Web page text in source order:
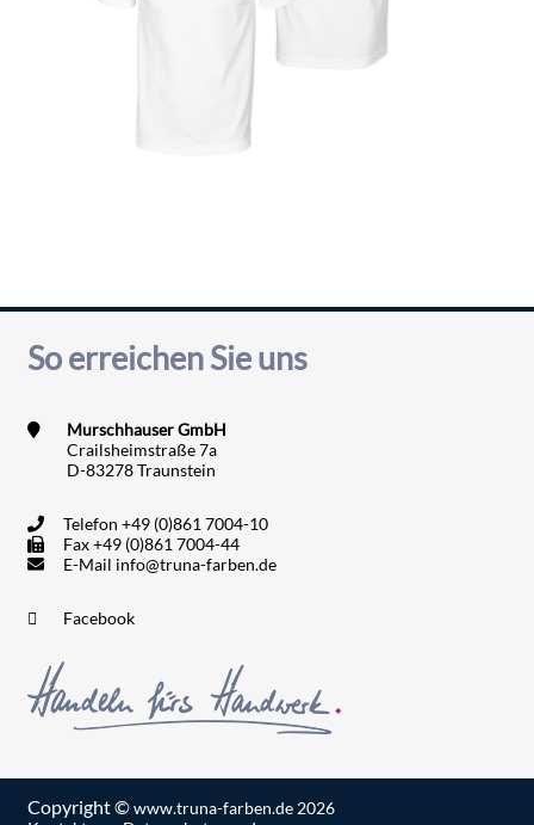
So erreichen Sie uns
Murschhauser GmbH
Crailsheimstraße 7a
D-83278 Traunstein
Telefon +49 (0)861 7004-10
Fax+49 (0)861 7004-44
E-Mail info@truna-farben.de
Facebook
Copyright ©www.truna-farben.de2026